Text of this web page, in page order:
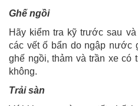
Ghế ngồi
Hãy kiểm tra kỹ trước sau
các vết ố bẩn do ngập nước
ghế ngồi, thảm và trần xe có
không.
Trải sàn